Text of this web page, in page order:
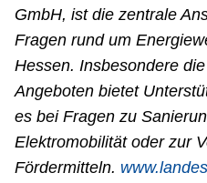
GmbH, ist die zentrale
Fragen rund um
Hessen. Insbesondere
Angeboten bietet
es bei Fragen zu
Elektromobilität oder zur
Fördermitteln.